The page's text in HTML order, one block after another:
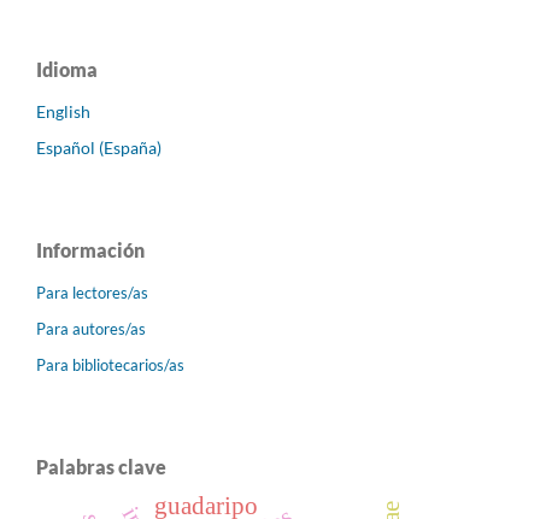
Idioma
English
Español (España)
Información
Para lectores/as
Para autores/as
Para bibliotecarios/as
Palabras clave
guadaripo